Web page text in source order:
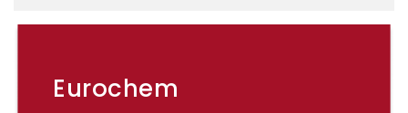
Eurochem